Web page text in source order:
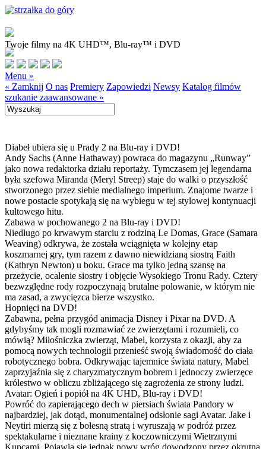
Twoje filmy na 4K UHD™, Blu-ray™ i DVD
Menu »
« Zamknij O nas Premiery Zapowiedzi Newsy Katalog filmów
szukanie zaawansowane »
Diabeł ubiera się u Prady 2 na Blu-ray i DVD!
Andy Sachs (Anne Hathaway) powraca do magazynu „Runway”
jako nowa redaktorka działu reportaży. Tymczasem jej legendarna
była szefowa Miranda (Meryl Streep) staje do walki o przyszłość
stworzonego przez siebie medialnego imperium. Znajome twarze i
nowe postacie spotykają się na wybiegu w tej stylowej kontynuacji
kultowego hitu.
Zabawa w pochowanego 2 na Blu-ray i DVD!
Niedługo po krwawym starciu z rodziną Le Domas, Grace (Samara
Weaving) odkrywa, że została wciągnięta w kolejny etap
koszmarnej gry, tym razem z dawno niewidzianą siostrą Faith
(Kathryn Newton) u boku. Grace ma tylko jedną szansę na
przeżycie, ocalenie siostry i objęcie Wysokiego Tronu Rady. Cztery
bezwzględne rody rozpoczynają brutalne polowanie, w którym nie
ma zasad, a zwycięzca bierze wszystko.
Hopnięci na DVD!
Zabawna, pełna przygód animacja Disney i Pixar na DVD. A
gdybyśmy tak mogli rozmawiać ze zwierzętami i rozumieli, co
mówią? Miłośniczka zwierząt, Mabel, korzysta z okazji, aby za
pomocą nowych technologii przenieść swoją świadomość do ciała
robotycznego bobra. Odkrywając tajemnice świata natury, Mabel
zaprzyjaźnia się z charyzmatycznym bobrem i jednoczy zwierzęce
królestwo w obliczu zbliżającego się zagrożenia ze strony ludzi.
Avatar: Ogień i popiół na 4K UHD, Blu-ray i DVD!
Powróć do zapierającego dech w piersiach świata Pandory w
najbardziej, jak dotąd, monumentalnej odsłonie sagi Avatar. Jake i
Neytiri mierzą się z bolesną stratą i wyruszają w podróż przez
spektakularne i nieznane krainy z koczowniczymi Wietrznymi
Kupcami. Pojawia się jednak nowy wróg dowodzony przez okrutną